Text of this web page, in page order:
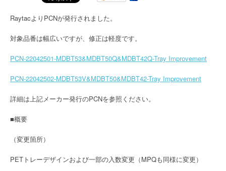
RaytacよりPCNが発行されました。
対象品番は幅広いですが、修正は軽度です。
PCN-22042501-MDBT53&MDBT50Q&MDBT42Q-Tray Improvement
PCN-22042502-MDBT53V&MDBT50&MDBT42-Tray Improvement
詳細は上記メーカー発行のPCNを参照ください。
■概要
（変更箇所）
PETトレーデザインおよび一部の入数変更（MPQも同様に変更）